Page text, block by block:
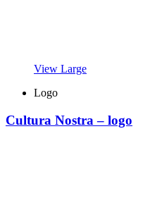
View Large
Logo
Cultura Nostra – logo